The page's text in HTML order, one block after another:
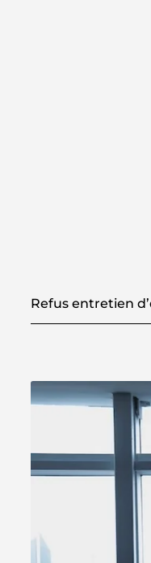
Refus entretien